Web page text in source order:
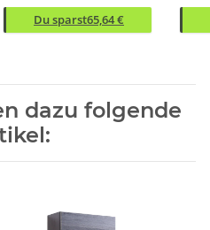
Du sparst65,64 €
dazu folgende